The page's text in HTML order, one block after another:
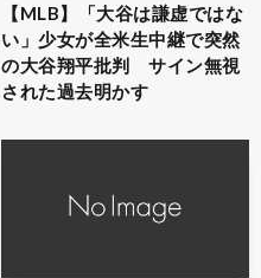
【MLB】「大谷は謙虚ではな
い」少女が全米生中継で突然
の大谷翔平批判 サイン無視
された過去明かす